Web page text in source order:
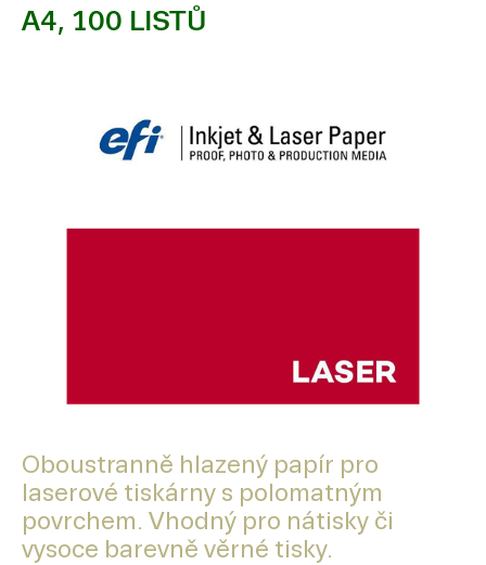
A4, 100 LISTŮ
Oboustranně hlazený papír pro
laserové tiskárny s polomatným
povrchem. Vhodný pro nátisky či
vysoce barevně věrné tisky.